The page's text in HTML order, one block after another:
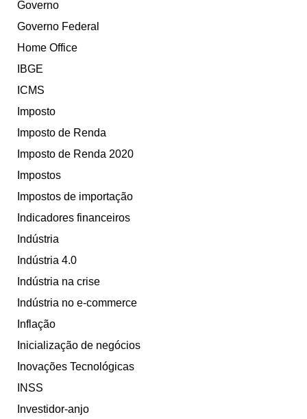
Governo
Governo Federal
Home Office
IBGE
ICMS
Imposto
Imposto de Renda
Imposto de Renda 2020
Impostos
Impostos de importação
Indicadores financeiros
Indústria
Indústria 4.0
Indústria na crise
Indústria no e-commerce
Inflação
Inicialização de negócios
Inovações Tecnológicas
INSS
Investidor-anjo